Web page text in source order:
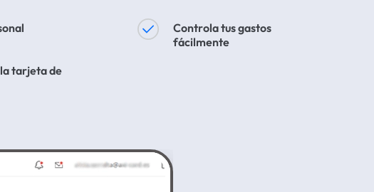
Controla tus gastos
fácilmente
tarjeta de